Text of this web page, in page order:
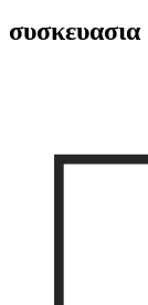
συσκευασια